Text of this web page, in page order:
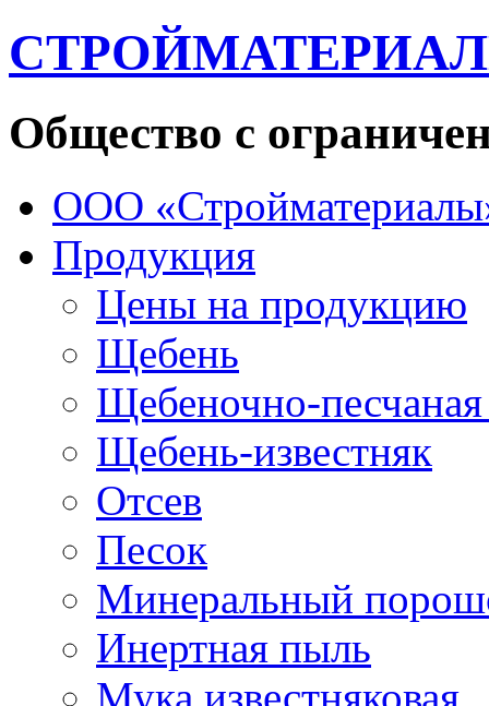
Общество с
ООО
Продукция
Цены на продукцию
Щебень
Щебеночно-
Щебень-известняк
Отсев
Песок
Минеральный
Инертная пыль
Мука известняковая